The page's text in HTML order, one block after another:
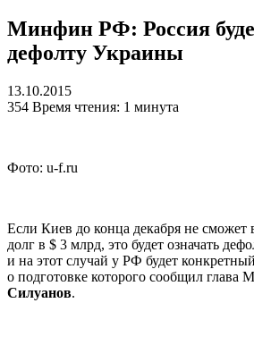
Минфин РФ: Россия
дефолту Украины
13.10.2015
354 Время чтения: 1 минута
Фото: u-f.ru
Если Киев до конца декабря не сможет
долг в $ 3 млрд, это будет означать
и на этот случай у РФ будет
о подготовке которого сообщил
Силуанов.